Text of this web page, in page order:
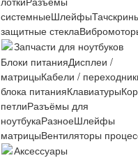
системныеШлейфы
защитные стекла
Запчасти для ноутбуков
Блоки питанияДисплеи /
матрицыКабели /
блока питанияКлавиатуры
петлиРазъёмы для
ноутбукаРазноеШлейфы
матрицыВентиляторы
Аксессуары